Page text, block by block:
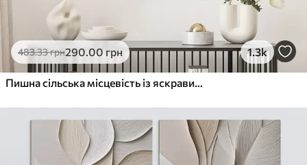
483.33грн290.00 грн 1.3k
Пишна сільська місцевість із яскравим лугом диких квітів, наповненим різнокольоровими квітами під хмарним небом